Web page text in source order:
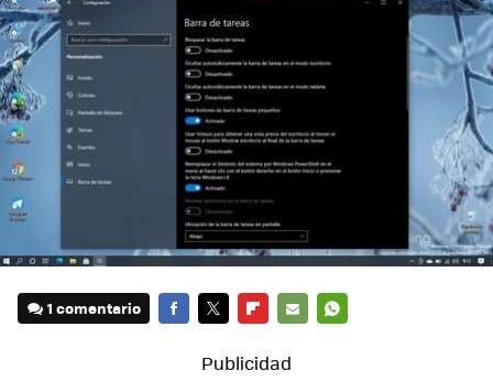
1 comentario
MAIL